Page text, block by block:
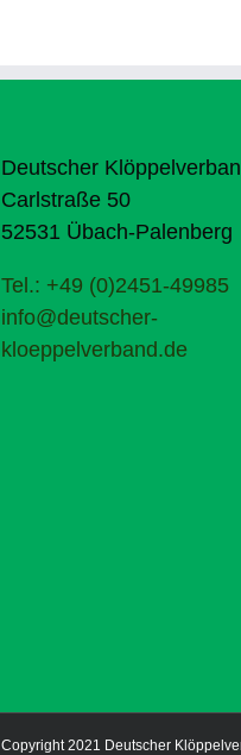
Deutscher
Carlstraße 50
52531 Übach-Palenberg
Tel.: +49 (0)2451-49985
info@deutscher-
kloeppelverband.de
Copyright 2021 Deutscher